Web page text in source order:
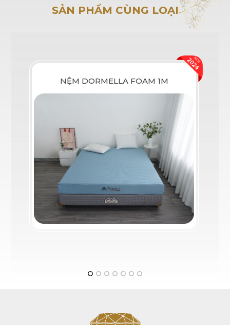
SẢN PHẨM CÙNG LOẠI
NỆM DORMELLA FOAM 1M